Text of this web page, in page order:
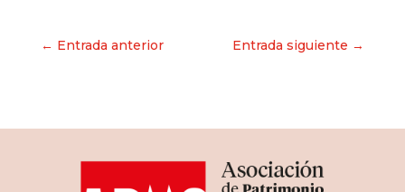
Navegación
← Entrada anterior Entrada siguiente →